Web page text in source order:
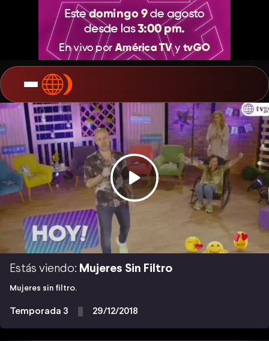
Estás viendo: Mujeres Sin Filtro
Mujeres sin filtro.
Temporada 3 29/12/2018